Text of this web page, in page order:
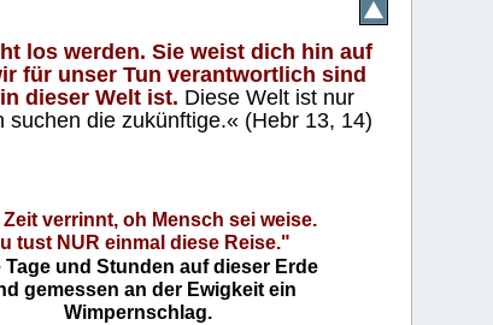
los werden. Sie weist dich hin auf
für unser Tun verantwortlich sind
dieser Welt ist. Diese Welt ist nur
die zukünftige.« (Hebr 13, 14)
verrinnt, oh Mensch sei weise.
tust NUR einmal diese Reise."
Tage und Stunden auf dieser Erde
gemessen an der Ewigkeit ein
Wimpernschlag.